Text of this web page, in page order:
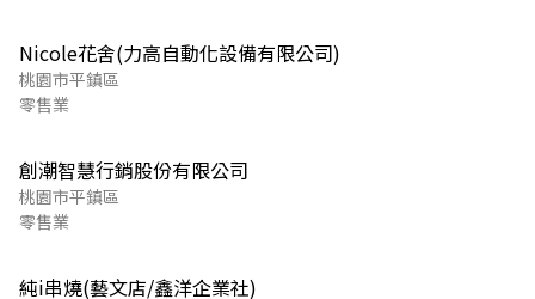
Nicole花舍(力高自動化設備有限公司)
桃園市平鎮區
零售業
創潮智慧行銷股份有限公司
桃園市平鎮區
零售業
純i串燒(藝文店/鑫洋企業社)